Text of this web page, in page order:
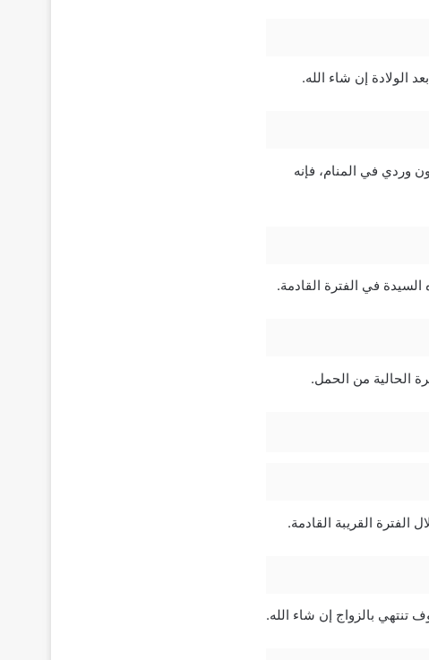
الولادة إن شاء الله.
وردي في المنام، فإنه
في الفترة القادمة.
الحالية من الحمل.
الفترة القريبة القادمة.
بالزواج إن شاء الله.